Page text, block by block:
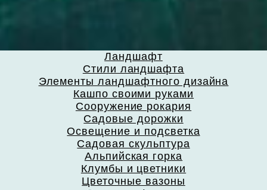
Ландшафт
Стили ландшафта
Элементы ландшафтного дизайна
Кашпо своими руками
Сооружение рокария
Садовые дорожки
Освещение и подсветка
Садовая скульптура
Альпийская горка
Клумбы и цветники
Цветочные вазоны